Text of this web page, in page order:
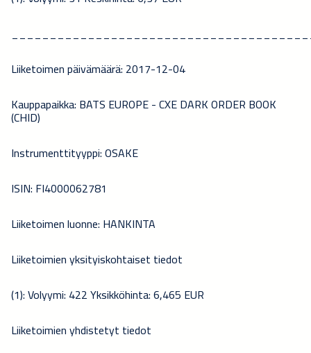
Liiketoimen päivämäärä: 2017-12-04
Kauppapaikka: BATS EUROPE - CXE DARK ORDER BOOK
(CHID)
Instrumenttityyppi: OSAKE
ISIN: FI4000062781
Liiketoimen luonne: HANKINTA
Liiketoimien yksityiskohtaiset tiedot
(1): Volyymi: 422 Yksikköhinta: 6,465 EUR
Liiketoimien yhdistetyt tiedot